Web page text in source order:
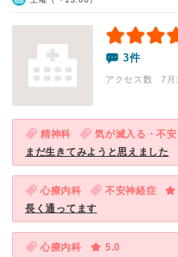
3件
アクセス数 7月:
精神科 気が滅入る・不安
まだ生きてみようと思えました
心療内科 不安神経症
長く通ってます
心療内科
5.0